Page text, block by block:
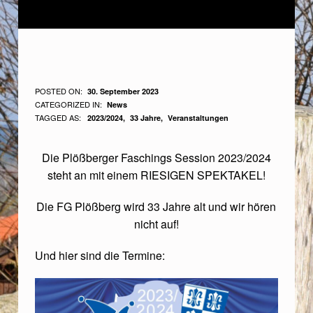
3
3
A
H
R
F
G
P
POSTED ON: 30. September 2023
WRITTEN BY:
Medienbeauftragter
CATEGORIZED IN: News
TAGGED AS: 2023/2024 33 Jahre Veranstaltungen
Die Plößberger Faschings Session 2023/2024
steht an mit einem RIESIGEN SPEKTAKEL!
Die FG Plößberg wird 33 Jahre alt und wir hören
nicht auf!
Und hier sind die Termine: